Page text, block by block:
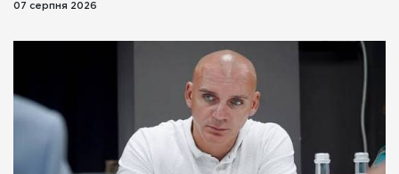
07 серпня 2026